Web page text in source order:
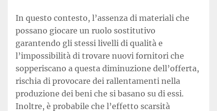
In questo contesto, l’assenza di materiali che
possano giocare un ruolo sostitutivo
garantendo gli stessi livelli di qualità e
l’impossibilità di trovare nuovi fornitori che
sopperiscano a questa diminuzione dell’offerta,
rischia di provocare dei rallentamenti nella
produzione dei beni che si basano su di essi.
Inoltre, è probabile che l’effetto scarsità